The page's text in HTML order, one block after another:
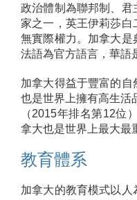
政治體制為聯邦制、君
家之一，英王伊莉莎白
無實際權力。加拿大是
法語為官方語言，華語
加拿大得益于豐富的
也是世界上擁有高生活
（2015年排名第12位
拿大也是世界上最大最
教育體系
加拿大的教育模式以